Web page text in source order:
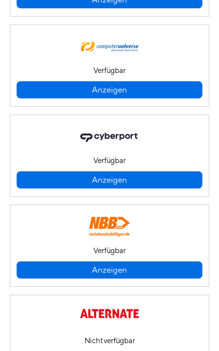
Verfügbar
Anzeigen
Verfügbar
Anzeigen
Verfügbar
Anzeigen
Nicht verfügbar